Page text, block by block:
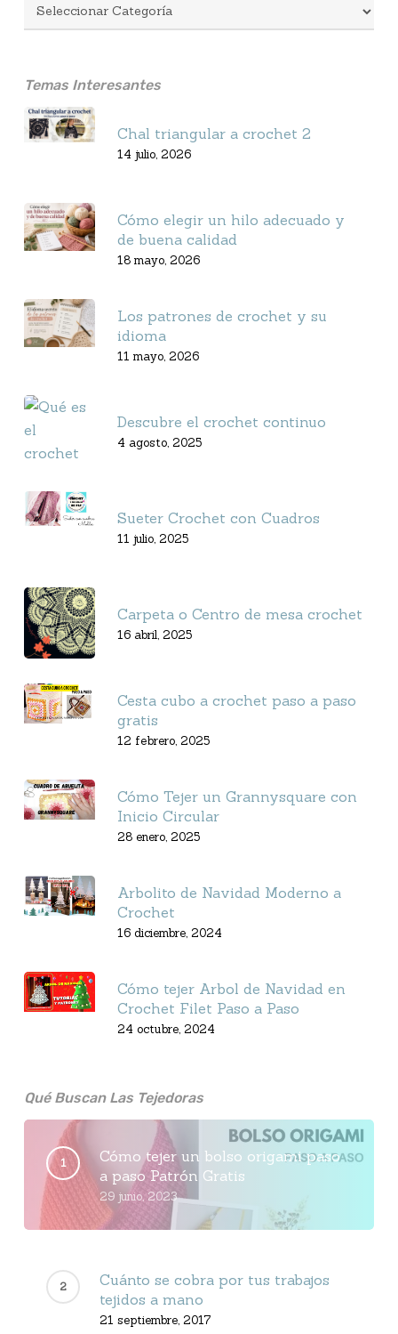
Temas Interesantes
Chal triangular a crochet 2
14 julio, 2026
Cómo elegir un hilo adecuado y
de buena calidad
18 mayo, 2026
Los patrones de crochet y su
idioma
11 mayo, 2026
Descubre el crochet continuo
4 agosto, 2025
Sueter Crochet con Cuadros
11 julio, 2025
Carpeta o Centro de mesa crochet
16 abril, 2025
Cesta cubo a crochet paso a paso
gratis
12 febrero, 2025
Cómo Tejer un Grannysquare con
Inicio Circular
28 enero, 2025
Arbolito de Navidad Moderno a
Crochet
16 diciembre, 2024
Cómo tejer Arbol de Navidad en
Crochet Filet Paso a Paso
24 octubre, 2024
Qué Buscan Las Tejedoras
Cómo tejer un bolso origami paso
a paso Patrón Gratis
29 junio, 2023
Cuánto se cobra por tus trabajos
tejidos a mano
21 septiembre, 2017